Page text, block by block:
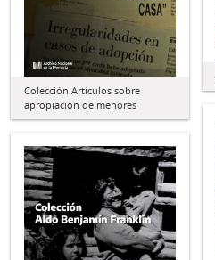
Colección Artículos sobre
apropiación de menores